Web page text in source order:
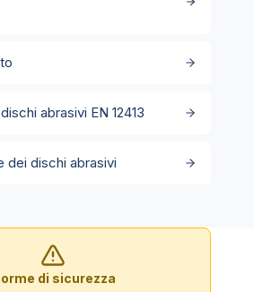
abrasivi EN 12413
dei dischi abrasivi
di sicurezza